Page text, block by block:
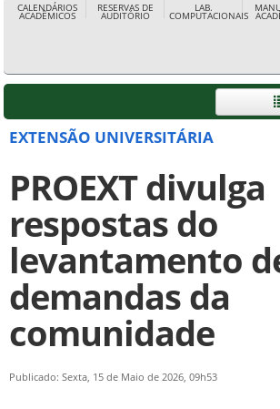
CALENDÁRIOS
ACADÊMICOS
RESERVAS DE
AUDITÓRIO
LAB.
COMPUTACIONAIS
EXTENSÃO UNIVERSITÁRIA
PROEXT divulga
respostas do
levantamento
demandas da
comunidade
Publicado: Sexta, 15 de Maio de 2026, 09h53